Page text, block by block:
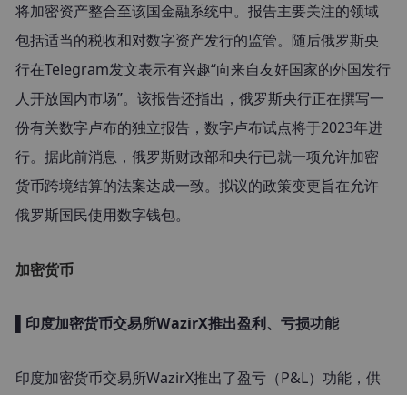
将加密资产整合至该国金融系统中。报告主要关注的领域
包括适当的税收和对数字资产发行的监管。随后俄罗斯央
行在Telegram发文表示有兴趣“向来自友好国家的外国发行
人开放国内市场”。该报告还指出，俄罗斯央行正在撰写一
份有关数字卢布的独立报告，数字卢布试点将于2023年进
行。据此前消息，俄罗斯财政部和央行已就一项允许加密
货币跨境结算的法案达成一致。拟议的政策变更旨在允许
俄罗斯国民使用数字钱包。
加密货币
▌印度加密货币交易所WazirX推出盈利、亏损功能
印度加密货币交易所WazirX推出了盈亏（P&L）功能，供